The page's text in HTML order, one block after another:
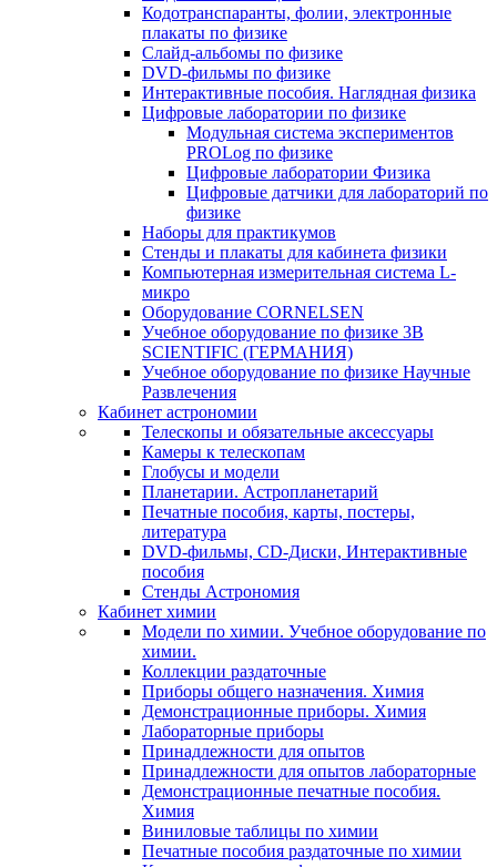
Кодотранспаранты, фолии, электронные
плакаты по физике
Слайд-альбомы по физике
DVD-фильмы по физике
Интерактивные пособия. Наглядная физика
Цифровые лаборатории по физике
Модульная система экспериментов
PROLog по физике
Цифровые лаборатории Физика
Цифровые датчики для лабораторий по
физике
Наборы для практикумов
Стенды и плакаты для кабинета физики
Компьютерная измерительная система L-
микро
Оборудование CORNELSEN
Учебное оборудование по физике 3B
SCIENTIFIC (ГЕРМАНИЯ)
Учебное оборудование по физике Научные
Развлечения
Кабинет астрономии
Телескопы и обязательные аксессуары
Камеры к телескопам
Глобусы и модели
Планетарии. Астропланетарий
Печатные пособия, карты, постеры,
литература
DVD-фильмы, CD-Диски, Интерактивные
пособия
Стенды Астрономия
Кабинет химии
Модели по химии. Учебное оборудование по
химии.
Коллекции раздаточные
Приборы общего назначения. Химия
Демонстрационные приборы. Химия
Лабораторные приборы
Принадлежности для опытов
Принадлежности для опытов лабораторные
Демонстрационные печатные пособия.
Химия
Виниловые таблицы по химии
Печатные пособия раздаточные по химии